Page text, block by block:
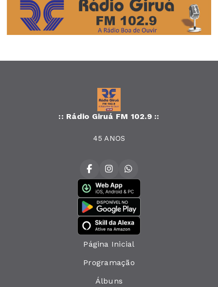
:: Rádio Giruá FM 102.9 ::
45 ANOS
Página Inicial
Programação
Álbuns